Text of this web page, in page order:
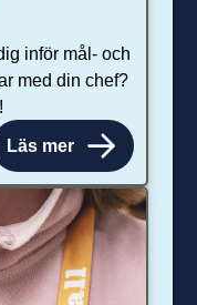
inför mål- och
med din chef?
Läs mer